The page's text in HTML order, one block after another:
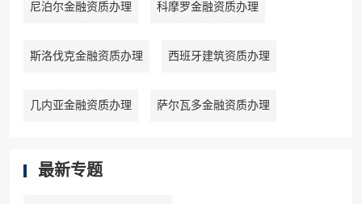
尼泊尔金融资质办理 科摩罗金融资质办理
斯洛伐克金融资质办理 西班牙建筑资质办理
几内亚金融资质办理 萨尔瓦多金融资质办理
最新专题